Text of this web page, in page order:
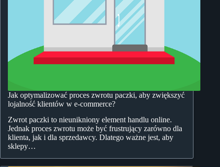
Jak optymalizować proces zwrotu paczki, aby zwiększyć
lojalność klientów w e-commerce?
Zwrot paczki to nieunikniony element handlu online.
Jednak proces zwrotu może być frustrujący zarówno dla
klienta, jak i dla sprzedawcy. Dlatego ważne jest, aby
sklepy…